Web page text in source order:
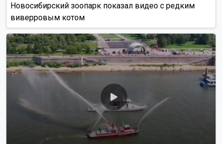
Новосибирский зоопарк показал видео с редким
виверровым котом